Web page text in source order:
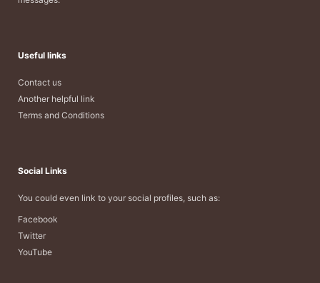
Useful links
Contact us
Another helpful link
Terms and Conditions
Social Links
You could even link to your social profiles, such as:
Facebook
Twitter
YouTube